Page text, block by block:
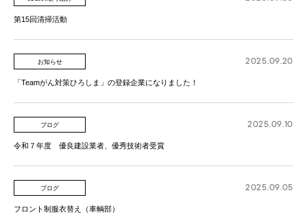
第15回清掃活動
2025.09.20
お知らせ
「Teamがん対策ひろしま」の登録企業になりました！
2025.09.10
ブログ
令和７年度 優良建設業者、優秀技術者受賞
2025.09.05
ブログ
フロント制服衣替え（車輌部）